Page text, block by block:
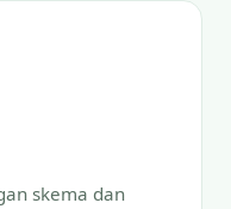
skema dan